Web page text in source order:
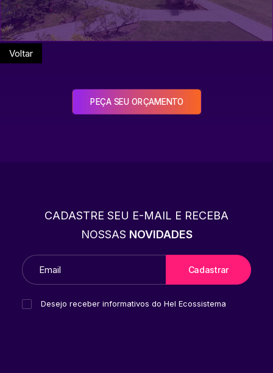
PEÇA SEU ORÇAMENTO
CADASTRE SEU E-MAIL E RECEBA
NOSSAS NOVIDADES
Desejo receber informativos do Hel Ecossistema
Voltar